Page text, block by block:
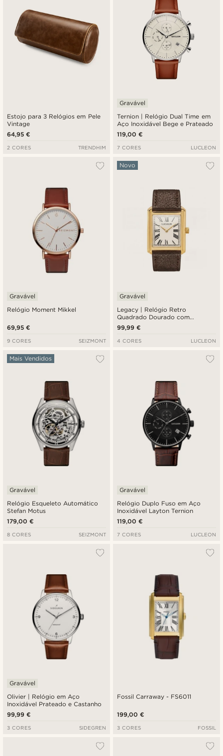
Estojo para 3 Relógios em Pele
Vintage
64,95 €
2 CORES TRENDHIM
Ternion | Relógio Dual Time em
Aço Inoxidável Bege e Prateado
Gravável
119,00 €
7 CORES LUCLEON
Relógio Moment Mikkel
Gravável
69,95 €
9 CORES SEIZMONT
Legacy | Relógio Retro
Quadrado Dourado com
Mostrador Romano Creme e
Pulseira em Pele Castanha-
escura
Novo
Gravável
99,99 €
4 CORES LUCLEON
Relógio Esqueleto Automático
Stefan Motus
Mais Vendidos
Gravável
179,00 €
8 CORES SEIZMONT
Relógio Duplo Fuso em Aço
Inoxidável Layton Ternion
Gravável
119,00 €
7 CORES LUCLEON
Olivier | Relógio em Aço
Inoxidável Prateado e Castanho
Gravável
99,99 €
3 CORES SIDEGREN
Fossil Carraway - FS6011
199,00 €
3 CORES FOSSIL